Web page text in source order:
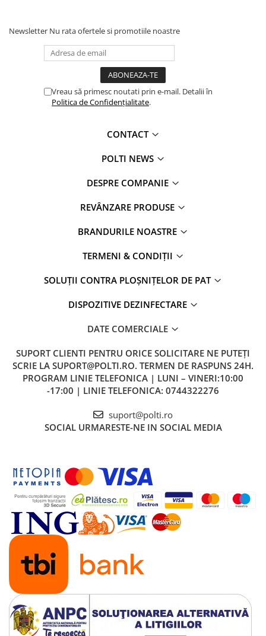
Newsletter Nu rata ofertele si promotiile noastre
Vreau să primesc noutati prin e-mail. Detalii în
Politica de Confidențialitate.
CONTACT
POLTI NEWS
DESPRE COMPANIE
REVÂNZARE PRODUSE
BRANDURILE NOASTRE
TERMENI & CONDIȚII
SOLUȚII CONTRA PLOȘNIȚELOR DE PAT
DISPOZITIVE DEZINFECTARE
DATE COMERCIALE
SUPORT CLIENTI PENTRU ORICE SOLICITARE NE PUTEȚI
SCRIE LA SUPORT@POLTI.RO. TERMEN DE RASPUNS 24H.
PROGRAM LINIE TELEFONICA | LUNI – VINERI:10:00
-17:00 | LINIE TELEFONICA: 0744322276
suport@polti.ro
SOCIAL URMARESTE-NE IN SOCIAL MEDIA